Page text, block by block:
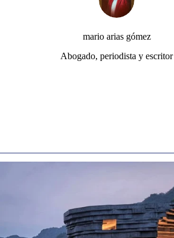
mario arias gómez
Abogado, periodista y escritor